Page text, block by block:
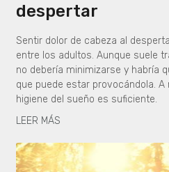
despertar
Sentir dolor de cabeza al
entre los adultos. Aunque suele
no debería minimizarse y habría
que puede estar provocándola. A
higiene del sueño es suficiente.
LEER MÁS